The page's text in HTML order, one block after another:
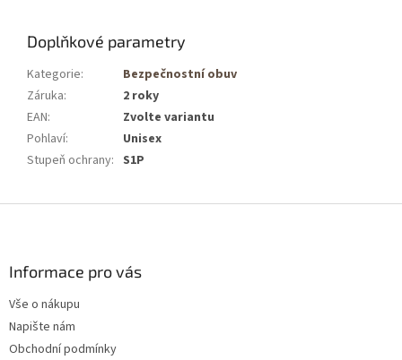
Doplňkové parametry
Kategorie:
Bezpečnostní obuv
Záruka:
2 roky
EAN:
Zvolte variantu
Pohlaví:
Unisex
Stupeň ochrany: S1P
Informace pro vás
Vše o nákupu
Napište nám
Obchodní podmínky